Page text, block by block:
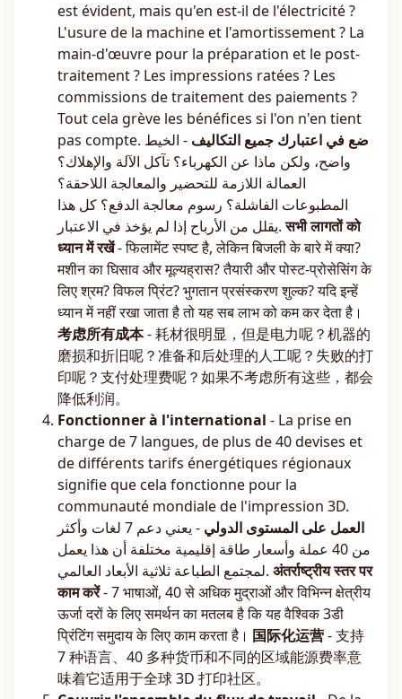
est évident, mais qu'en est-il de l'électricité ?
L'usure de la machine et l'amortissement ? La
main-d'œuvre pour la préparation et le post-
traitement ? Les impressions ratées ? Les
commissions de traitement des paiements ?
Tout cela grève les bénéfices si l'on n'en tient
pas compte.
ضع في اعتبارك جميع التكاليف - الخيط
واضح، ولكن ماذا عن الكهرباء؟ تآكل الآلة والإهلاك؟
العمالة اللازمة للتحضير والمعالجة اللاحقة؟
المطبوعات الفاشلة؟ رسوم معالجة الدفع؟ كل هذا
يقلل من الأرباح إذا لم يؤخذ في الاعتبار.सभी लागतों को
ध्यान में रखें- फिलामेंट स्पष्ट है, लेकिन बिजली के बारे में क्या?
मशीन का घिसाव और मूल्यह्रास? तैयारी और पोस्ट-प्रोसेसिंग के
लिए श्रम? विफल प्रिंट? भुगतान प्रसंस्करण शुल्क? यदि इन्हें
ध्यान में नहीं रखा जाता है तो यह सब लाभ को कम कर देता है।
考虑所有成本- 耗材很明显，但是电力呢？机器的
磨损和折旧呢？准备和后处理的人工呢？失败的打
印呢？支付处理费呢？如果不考虑所有这些，都会
降低利润。
Fonctionner à l'international - La prise en
charge de 7 langues, de plus de 40 devises et
de différents tarifs énergétiques régionaux
signifie que cela fonctionne pour la
communauté mondiale de l'impression 3D.
العمل على المستوى الدولي
- يعني دعم 7 لغات وأكثر
من 40 عملة وأسعار طاقة إقليمية مختلفة أن هذا يعمل
لمجتمع الطباعة ثلاثية الأبعاد العالمي. अंतर्राष्ट्रीय स्तर पर
काम करें- 7 भाषाओं, 40 से अधिक मुद्राओं और विभिन्न क्षेत्रीय
ऊर्जा दरों के लिए समर्थन का मतलब है कि यह वैश्विक 3डी
प्रिंटिंग समुदाय के लिए काम करता है। 国际化运营- 支持
7 种语言、40 多种货币和不同的区域能源费率意
味着它适用于全球 3D 打印社区。